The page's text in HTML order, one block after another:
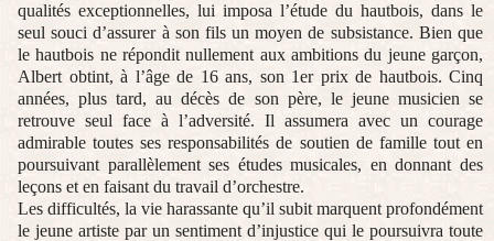
qualités exceptionnelles, lui imposa l’étude du hautbois, dans le
seul souci d’assurer à son fils un moyen de subsistance. Bien que
le hautbois ne répondit nullement aux ambitions du jeune garçon,
Albert obtint, à l’âge de 16 ans, son 1er prix de hautbois. Cinq
années, plus tard, au décès de son père, le jeune musicien se
retrouve seul face à l’adversité. Il assumera avec un courage
admirable toutes ses responsabilités de soutien de famille tout en
poursuivant parallèlement ses études musicales, en donnant des
leçons et en faisant du travail d’orchestre.
Les difficultés, la vie harassante qu’il subit marquent profondément
le jeune artiste par un sentiment d’injustice qui le poursuivra toute